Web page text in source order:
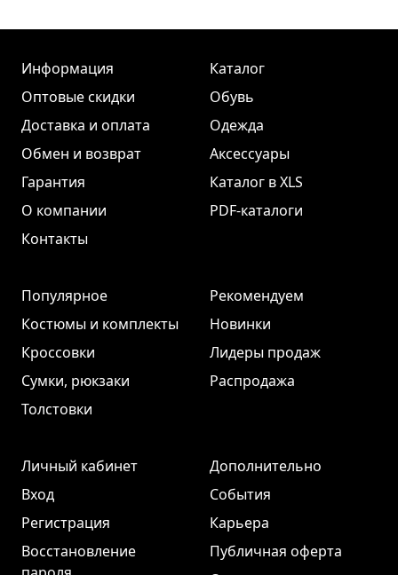
Информация
Оптовые скидки
Доставка и оплата
Обмен и возврат
Гарантия
О компании
Контакты
Каталог
Обувь
Одежда
Аксессуары
Каталог в XLS
PDF-каталоги
Популярное
Костюмы и комплекты
Кроссовки
Сумки, рюкзаки
Толстовки
Рекомендуем
Новинки
Лидеры продаж
Распродажа
Личный кабинет
Вход
Регистрация
Восстановление
Дополнительно
События
Карьера
Публичная оферта